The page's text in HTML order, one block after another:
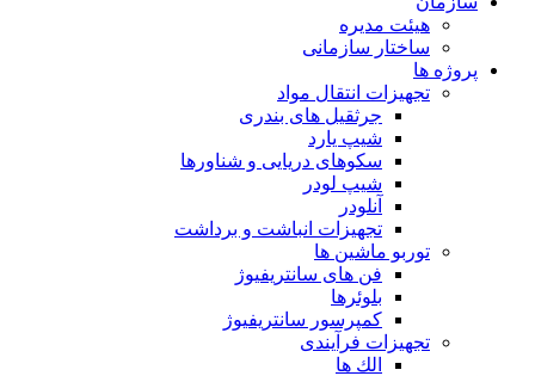
هيئت مديره
ساختار سازمانی
پروژه ها
تجهيزات انتقال مواد
جرثقيل های بندری
شيپ يارد
سكوهای دريايی و شناورها
شيپ لودر
آنلودر
تجهيزات انباشت و برداشت
توربو ماشين ها
فن های سانتريفيوژ
بلوئرها
کمپرسور سانتریفیوژ
تجهیزات فرآیندی
الك ها